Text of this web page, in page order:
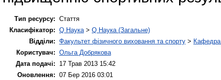
Тип ресурсу: Стаття
Класифікатор: Q Наука > Q Наука (Загальне)
Відділи: Факультет фізичного виховання та спорту > Кафедра
Користувач: Ольга Добрякова
Дата подачі:
17 Трав 2013 15:42
Оновлення: 07 Бер 2016 03:01